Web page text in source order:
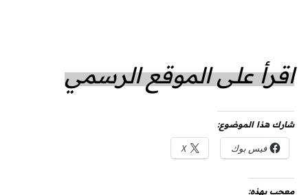
اقرأ على الموقع الرسمي
شارك هذا الموضوع:
فيس بوك X
معجب بهذه: